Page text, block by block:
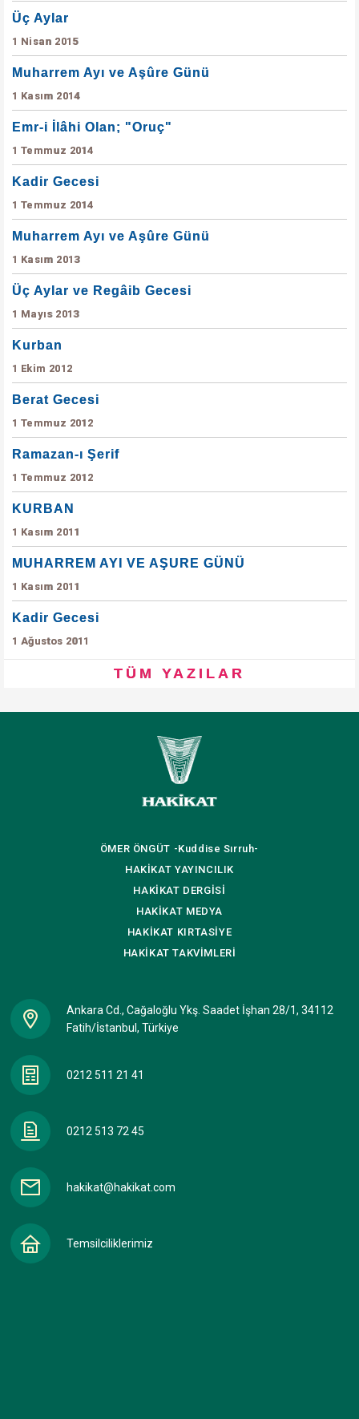
Üç Aylar
1 Nisan 2015
Muharrem Ayı ve Aşûre Günü
1 Kasım 2014
Emr-i İlâhi Olan; "Oruç"
1 Temmuz 2014
Kadir Gecesi
1 Temmuz 2014
Muharrem Ayı ve Aşûre Günü
1 Kasım 2013
Üç Aylar ve Regâib Gecesi
1 Mayıs 2013
Kurban
1 Ekim 2012
Berat Gecesi
1 Temmuz 2012
Ramazan-ı Şerif
1 Temmuz 2012
KURBAN
1 Kasım 2011
MUHARREM AYI VE AŞURE GÜNÜ
1 Kasım 2011
Kadir Gecesi
1 Ağustos 2011
TÜM YAZILAR
ÖMER ÖNGÜT -Kuddise Sırruh-
HAKİKAT YAYINCILIK
HAKİKAT DERGİSİ
HAKİKAT MEDYA
HAKİKAT KIRTASİYE
HAKİKATTAKVİMLERİ
Ankara Cd., Cağaloğlu Ykş. Saadet İşhan 28/1, 34112
Fatih/İstanbul, Türkiye
0212 511 21 41
0212 513 72 45
hakikat@hakikat.com
Temsilciliklerimiz